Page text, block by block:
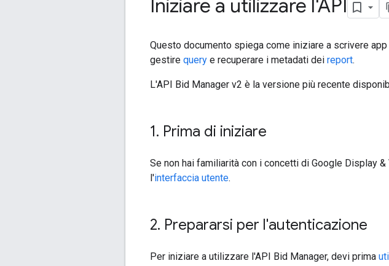
Iniziare a utilizzare l'API
Questo documento spiega come iniziare a scrivere
gestire query e recuperare i metadati dei report.
L'API Bid Manager v2 è la versione più recente
1. Prima di iniziare
Se non hai familiarità con i concetti di Google Display
l'interfaccia utente.
2. Prepararsi per l'autenticazione
Per iniziare a utilizzare l'API Bid Manager, devi prima